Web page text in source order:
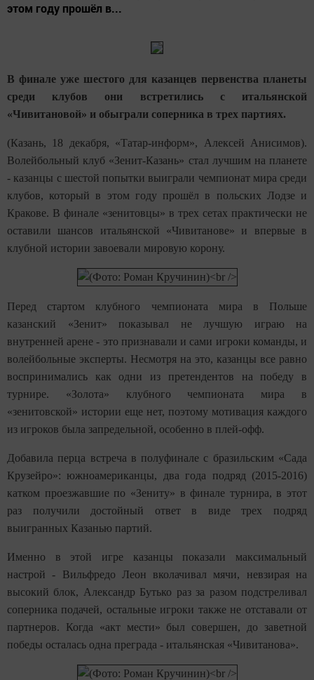
этом году прошёл в...
В финале уже шестого для казанцев первенства планеты
среди клубов они встретились с итальянской
«Чивитановой» и обыграли соперника в трех партиях.
(Казань, 18 декабря, «Татар-информ», Алексей Анисимов).
Волейбольный клуб «Зенит-Казань» стал лучшим на планете
- казанцы с шестой попытки выиграли чемпионат мира среди
клубов, который в этом году прошёл в польских Лодзе и
Кракове. В финале «зенитовцы» в трех сетах практически не
оставили шансов итальянской «Чивитанове» и впервые в
клубной истории завоевали мировую корону.
Перед стартом клубного чемпионата мира в Польше
казанский «Зенит» показывал не лучшую играю на
внутренней арене - это признавали и сами игроки команды, и
волейбольные эксперты. Несмотря на это, казанцы все равно
воспринимались как одни из претендентов на победу в
турнире. «Золота» клубного чемпионата мира в
«зенитовской» истории еще нет, поэтому мотивация каждого
из игроков была запредельной, особенно в плей-офф.
Добавила перца встреча в полуфинале с бразильским «Сада
Крузейро»: южноамериканцы, два года подряд (2015-2016)
катком проезжавшие по «Зениту» в финале турнира, в этот
раз получили достойный ответ в виде трех подряд
выигранных Казанью партий.
Именно в этой игре казанцы показали максимальный
настрой - Вильфредо Леон вколачивал мячи, невзирая на
высокий блок, Александр Бутько раз за разом подстреливал
соперника подачей, остальные игроки также не отставали от
партнеров. Когда «акт мести» был совершен, до заветной
победы осталась одна преграда - итальянская «Чивитанова».